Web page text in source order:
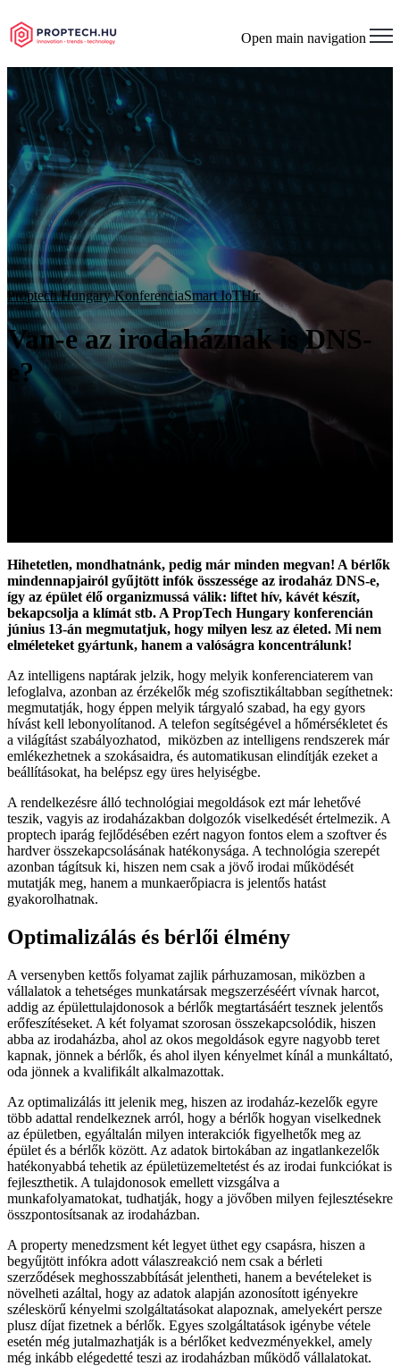
Open main navigation
Proptech Hungary KonferenciaSmart IoTHír
Van-e az irodaháznak is DNS-
e?
Hihetetlen, mondhatnánk, pedig már minden megvan! A bérlők
mindennapjairól gyűjtött infók összessége az irodaház DNS-e,
így az épület élő organizmussá válik: liftet hív, kávét készít,
bekapcsolja a klímát stb. A PropTech Hungary konferencián
június 13-án megmutatjuk, hogy milyen lesz az életed. Mi nem
elméleteket gyártunk, hanem a valóságra koncentrálunk!
Az intelligens naptárak jelzik, hogy melyik konferenciaterem van
lefoglalva, azonban az érzékelők még szofisztikáltabban segíthetnek:
megmutatják, hogy éppen melyik tárgyaló szabad, ha egy gyors
hívást kell lebonyolítanod. A telefon segítségével a hőmérsékletet és
a világítást szabályozhatod, miközben az intelligens rendszerek már
emlékezhetnek a szokásaidra, és automatikusan elindítják ezeket a
beállításokat, ha belépsz egy üres helyiségbe.
A rendelkezésre álló technológiai megoldások ezt már lehetővé
teszik, vagyis az irodaházakban dolgozók viselkedését értelmezik. A
proptech iparág fejlődésében ezért nagyon fontos elem a szoftver és
hardver összekapcsolásának hatékonysága. A technológia szerepét
azonban tágítsuk ki, hiszen nem csak a jövő irodai működését
mutatják meg, hanem a munkaerőpiacra is jelentős hatást
gyakorolhatnak.
Optimalizálás és bérlői élmény
A versenyben kettős folyamat zajlik párhuzamosan, miközben a
vállalatok a tehetséges munkatársak megszerzéséért vívnak harcot,
addig az épülettulajdonosok a bérlők megtartásáért tesznek jelentős
erőfeszítéseket. A két folyamat szorosan összekapcsolódik, hiszen
abba az irodaházba, ahol az okos megoldások egyre nagyobb teret
kapnak, jönnek a bérlők, és ahol ilyen kényelmet kínál a munkáltató,
oda jönnek a kvalifikált alkalmazottak.
Az optimalizálás itt jelenik meg, hiszen az irodaház-kezelők egyre
több adattal rendelkeznek arról, hogy a bérlők hogyan viselkednek
az épületben, egyáltalán milyen interakciók figyelhetők meg az
épület és a bérlők között. Az adatok birtokában az ingatlankezelők
hatékonyabbá tehetik az épületüzemeltetést és az irodai funkciókat is
fejleszthetik. A tulajdonosok emellett vizsgálva a
munkafolyamatokat, tudhatják, hogy a jövőben milyen fejlesztésekre
összpontosítsanak az irodaházban.
A property menedzsment két legyet üthet egy csapásra, hiszen a
begyűjtött infókra adott válaszreakció nem csak a bérleti
szerződések meghosszabbítását jelentheti, hanem a bevételeket is
növelheti azáltal, hogy az adatok alapján azonosított igényekre
széleskörű kényelmi szolgáltatásokat alapoznak, amelyekért persze
plusz díjat fizetnek a bérlők. Egyes szolgáltatások igénybe vétele
esetén még jutalmazhatják is a bérlőket kedvezményekkel, amely
még inkább elégedetté teszi az irodaházban működő vállalatokat.